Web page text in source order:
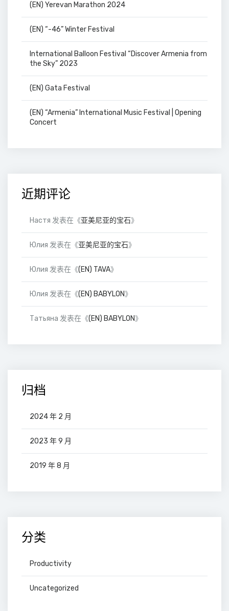
(EN) Yerevan Marathon 2024
(EN) “-46” Winter Festival
International Balloon Festival “Discover Armenia from
the Sky” 2023
(EN) Gata Festival
(EN) “Armenia” International Music Festival | Opening
Concert
近期评论
Настя 发表在《亚美尼亚的宝石》
Юлия 发表在《亚美尼亚的宝石》
Юлия 发表在《(EN) TAVA》
Юлия 发表在《(EN) BABYLON》
Татьяна 发表在《(EN) BABYLON》
归档
2024 年 2 月
2023 年 9 月
2019 年 8 月
分类
Productivity
Uncategorized